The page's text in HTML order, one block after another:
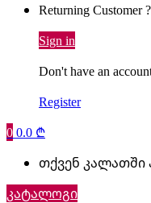
Returning Customer ?
Sign in
Don't have an
Register
00.0 ₾
თქვენ კალათში
კატალოგი